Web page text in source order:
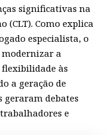
significativas na
(CLT). Como explica
especialista, o
a
às
a geração de
geraram debates
e